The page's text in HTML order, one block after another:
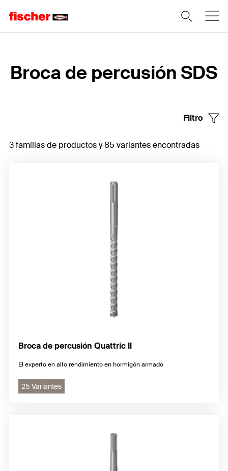
Broca de percusión SDS
Filtro
3 familias de productos y 85 variantes encontradas
Broca de percusión Quattric II
El experto en alto rendimiento en hormigón armado
25 Variantes